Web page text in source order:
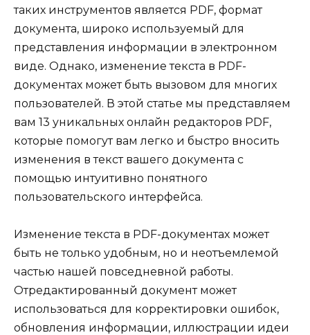
таких инструментов является PDF, формат
документа, широко используемый для
представления информации в электронном
виде. Однако, изменение текста в PDF-
документах может быть вызовом для многих
пользователей. В этой статье мы представляем
вам 13 уникальных онлайн редакторов PDF,
которые помогут вам легко и быстро вносить
изменения в текст вашего документа с
помощью интуитивно понятного
пользовательского интерфейса.
Изменение текста в PDF-документах может
быть не только удобным, но и неотъемлемой
частью нашей повседневной работы.
Отредактированный документ может
использоваться для корректировки ошибок,
обновления информации, иллюстрации идеи